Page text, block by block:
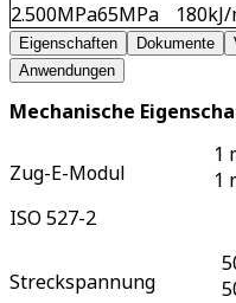
2.500MPa65MPa
180kJ/
Eigenschaften Dokumente
Anwendungen
Mechanische
Zug-E-Modul
ISO 527-2
1
1
Streckspannung